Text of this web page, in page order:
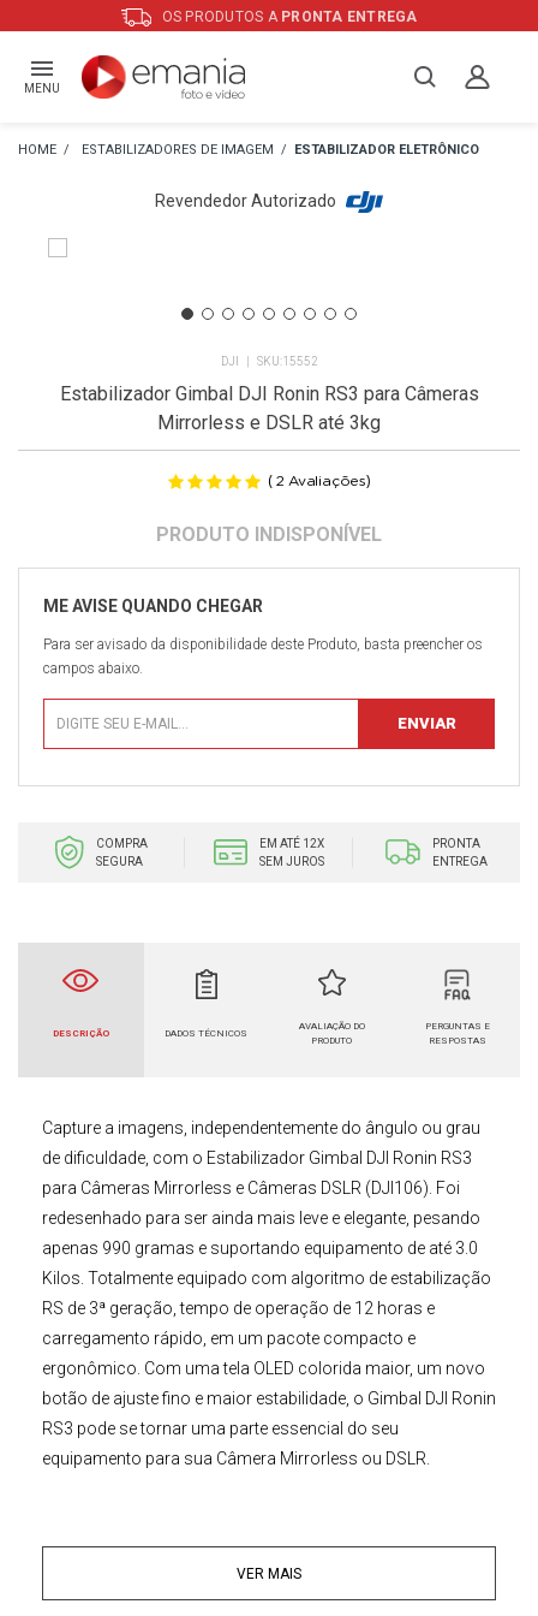
OS PRODUTOS A PRONTA ENTREGA
MENU
ESTABILIZADORES DE IMAGEM ESTABILIZADOR ELETRÔNICO
Revendedor Autorizado
DJI 15552
Estabilizador Gimbal DJI Ronin RS3 para Câmeras
Mirrorless e DSLR até 3kg
( 2 Avaliações)
Para ser avisado da disponibilidade deste Produto, basta preencher os
campos abaixo.
COMPRA
SEGURA
EM ATÉ 12X
SEM JUROS
PRONTA
ENTREGA
DESCRIÇÃO DADOS TÉCNICOS
AVALIAÇÃO DO
PRODUTO
PERGUNTAS E
RESPOSTAS
Capture a imagens, independentemente do ângulo ou grau
de dificuldade, com o Estabilizador Gimbal DJI Ronin RS3
para Câmeras Mirrorless e Câmeras DSLR (DJI106) . Foi
redesenhado para ser ainda mais leve e elegante, pesando
apenas 990 gramas e suportando equipamento de até 3.0
Kilos. Totalmente equipado com algoritmo de estabilização
RS de 3ª geração, tempo de operação de 12 horas e
carregamento rápido, em um pacote compacto e
ergonômico. Com uma tela OLED colorida maior, um novo
botão de ajuste fino e maior estabilidade, o Gimbal DJI Ronin
RS3 pode se tornar uma parte essencial do seu
equipamento para sua Câmera Mirrorless ou DSLR
Com Plates QR de liberação rápida de duas camadas,
Câmera Digitalno Gimbal DJI RS 3
VER MAIS